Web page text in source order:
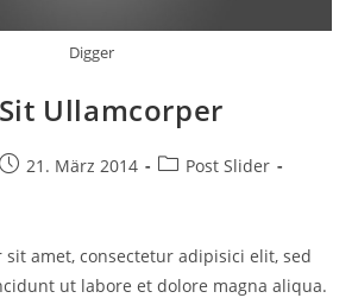
Digger
Ullamcorper
Beitrag21. März 2014
Beitrags-
Post Slider
amet, consectetur adipisici elit, sed
ut labore et dolore magna aliqua.